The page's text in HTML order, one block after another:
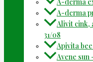
A-derma
Alivit cink,
31/08
Apivita
Avene sun